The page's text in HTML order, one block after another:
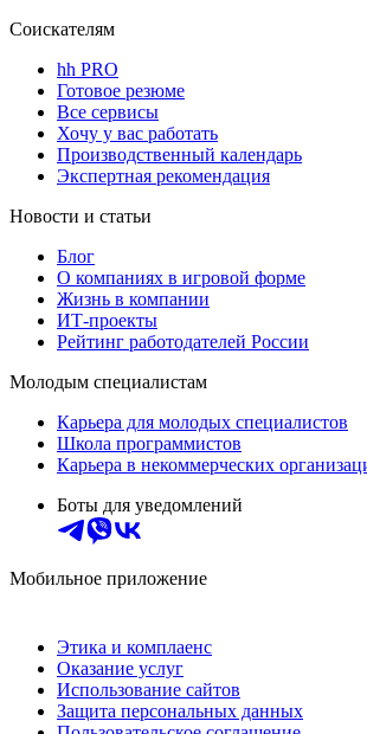
Соискателям
hh PRO
Готовое резюме
Все сервисы
Хочу у вас работать
Производственный календарь
Экспертная рекомендация
Новости и статьи
Блог
О компаниях в игровой форме
Жизнь в компании
ИТ-проекты
Рейтинг работодателей России
Молодым специалистам
Карьера для молодых специалистов
Школа программистов
Карьера в некоммерческих
Боты для уведомлений
Мобильное приложение
Этика и комплаенс
Оказание услуг
Использование сайтов
Защита персональных данных